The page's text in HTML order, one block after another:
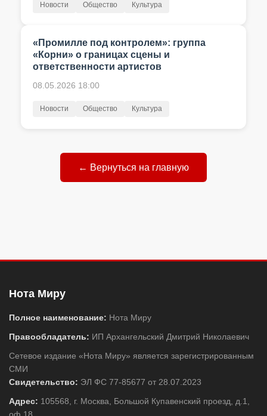
«Промилле под контролем»: группа
«Корни» о границах сцены и
ответственности артистов
08.05.2026 18:00
Новости Общество Культура
Новости Общество Культура
← Вернуться на главную
Нота Миру
Полное наименование: Нота Миру
Правообладатель: ИП Архангельский Дмитрий Николаевич
Сетевое издание «Нота Миру» является зарегистрированным
СМИ
Свидетельство: ЭЛ ФС 77-85677 от 28.07.2023
Адрес: 105568, г. Москва, Большой Купавенский проезд, д.1,